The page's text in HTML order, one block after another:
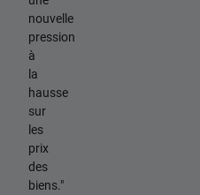
nouvelle
pression
à
la
hausse
sur
les
prix
des
biens."